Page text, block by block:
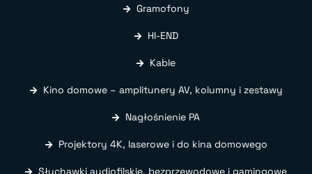
Gramofony
HI-END
Kable
Kino domowe – amplitunery AV, kolumny i zestawy
Nagłośnienie PA
Projektory 4K, laserowe i do kina domowego
Słuchawki audiofilskie, bezprzewodowe i gamingowe